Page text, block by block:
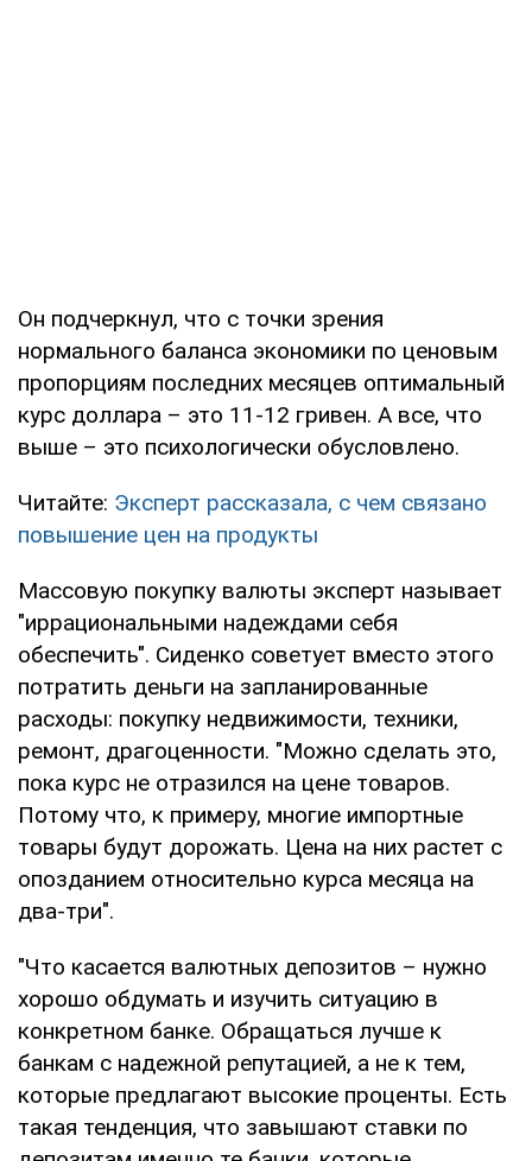
Он подчеркнул, что с точки зрения
нормального баланса экономики по ценовым
пропорциям последних месяцев оптимальный
курс доллара – это 11-12 гривен. А все, что
выше – это психологически обусловлено.
Читайте: Эксперт рассказала, с чем связано
повышение цен на продукты
Массовую покупку валюты эксперт называет
"иррациональными надеждами себя
обеспечить". Сиденко советует вместо этого
потратить деньги на запланированные
расходы: покупку недвижимости, техники,
ремонт, драгоценности. "Можно сделать это,
пока курс не отразился на цене товаров.
Потому что, к примеру, многие импортные
товары будут дорожать. Цена на них растет с
опозданием относительно курса месяца на
два-три".
"Что касается валютных депозитов – нужно
хорошо обдумать и изучить ситуацию в
конкретном банке. Обращаться лучше к
банкам с надежной репутацией, а не к тем,
которые предлагают высокие проценты. Есть
такая тенденция, что завышают ставки по